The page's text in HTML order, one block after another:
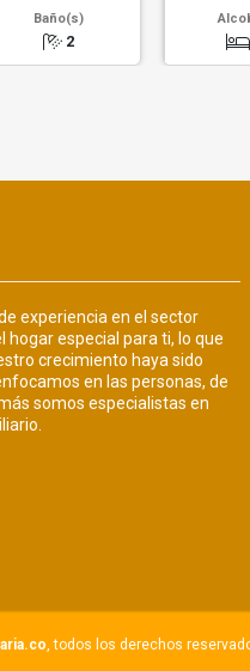
Baño(s)
2
experiencia en el sector
hogar especial para ti, lo que
crecimiento haya sido
en las personas, de
somos especialistas en
, todos los derechos